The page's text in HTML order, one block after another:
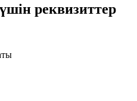
реквизиттер